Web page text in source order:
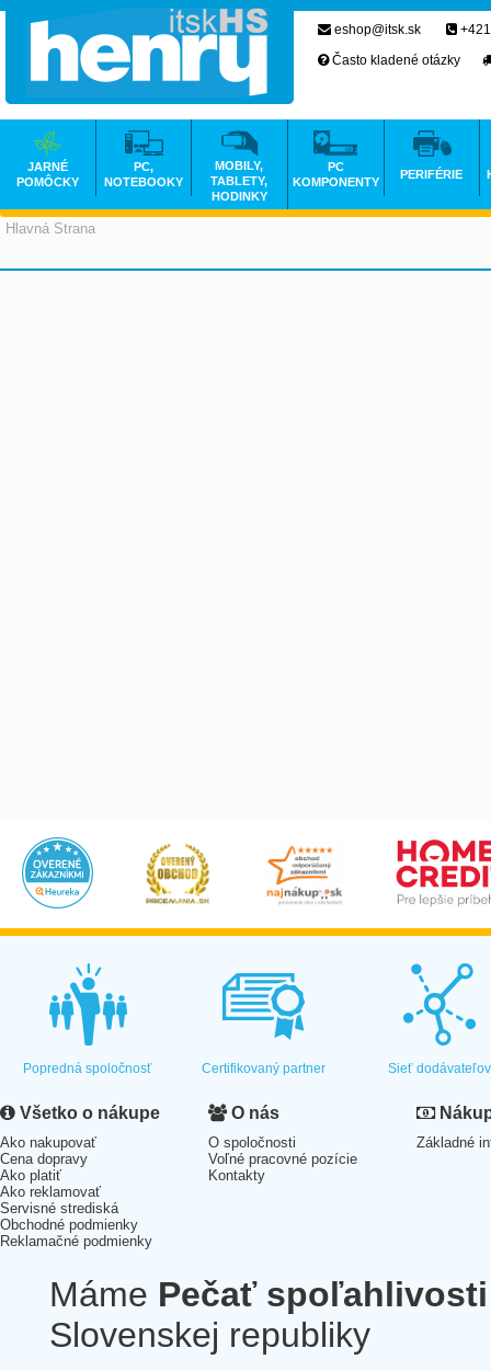
Hlavná Strana
eshop@itsk.sk
Často kladené otázky
JARNÉ
POMÔCKY
PC,
NOTEBOOKY
MOBILY,
TABLETY,
HODINKY
PC
KOMPONENTY
PERIFÉRIE
Popredná spoločnosť Certifikovaný partner Sieť dodávateľov
Všetko o nákupe
Ako nakupovať
Cena dopravy
Ako platiť
Ako reklamovať
Servisné strediská
Obchodné podmienky
Reklamačné podmienky
O nás
O spoločnosti
Voľné pracovné pozície
Kontakty
Základné
Máme Pečať spoľahlivosti
Slovenskej republiky